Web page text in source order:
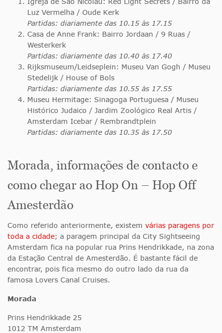
Luz Vermelha / Oude Kerk
Partidas: diariamente das 10.15 às 17.15
Casa de Anne Frank: Bairro Jordaan / 9 Ruas /
Westerkerk
Partidas: diariamente das 10.40 às 17.40
Rijksmuseum/Leidseplein: Museu Van Gogh / Museu
Stedelijk / House of Bols
Partidas: diariamente das 10.55 às 17.55
Museu Hermitage: Sinagoga Portuguesa / Museu
Histórico Judaico / Jardim Zoológico Real Artis /
Amsterdam Icebar / Rembrandtplein
Partidas: diariamente das 10.35 às 17.50
Morada, informações de contacto e
como chegar ao Hop On – Hop Off
Amesterdão
Como referido anteriormente, existem várias paragens por
toda a cidade; a paragem principal da City Sightseeing
Amsterdam fica na popular rua Prins Hendrikkade, na zona
da Estação Central de Amesterdão. É bastante fácil de
encontrar, pois fica mesmo do outro lado da rua da
famosa Lovers Canal Cruises.
Morada
Prins Hendrikkade 25
1012 TM Amsterdam